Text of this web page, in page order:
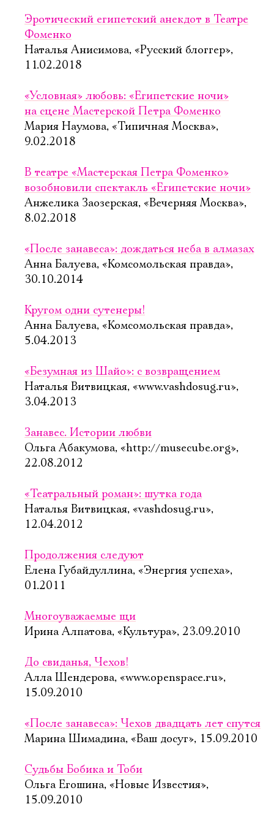
Эротический египетский анекдот в Театре
Фоменко
Наталья Анисимова, «Русский блоггер»,
11.02.2018
«Условная» любовь: «Египетские ночи»
на сцене Мастерской Петра Фоменко
Мария Наумова, «Типичная Москва»,
9.02.2018
В театре «Мастерская Петра Фоменко»
возобновили спектакль «Египетские ночи»
Анжелика Заозерская, «Вечерняя Москва»,
8.02.2018
«После занавеса»: дождаться неба в алмазах
Анна Балуева, «Комсомольская правда»,
30.10.2014
Кругом одни сутенеры!
Анна Балуева, «Комсомольская правда»,
5.04.2013
«Безумная из Шайо»: с возвращением
Наталья Витвицкая, «www.vashdosug.ru»,
3.04.2013
Занавес. Истории любви
Ольга Абакумова, «http://musecube.org»,
22.08.2012
«Театральный роман»: шутка года
Наталья Витвицкая, «vashdosug.ru»,
12.04.2012
Продолжения следуют
Елена Губайдуллина, «Энергия успеха»,
01.2011
Многоуважаемые щи
Ирина Алпатова, «Культура», 23.09.2010
До свиданья, Чехов!
Алла Шендерова, «www.openspace.ru»,
15.09.2010
«После занавеса»: Чехов двадцать лет спутся
Марина Шимадина, «Ваш досуг», 15.09.2010
Судьбы Бобика и Тоби
Ольга Егошина, «Новые Известия»,
15.09.2010
Электропочта
Ознакомиться